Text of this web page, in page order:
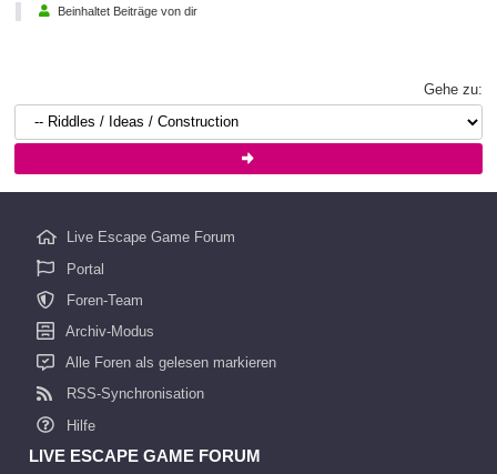
Beinhaltet Beiträge von dir
Gehe zu:
Live Escape Game Forum
Portal
Foren-Team
Archiv-Modus
Alle Foren als gelesen markieren
RSS-Synchronisation
Hilfe
LIVE ESCAPE GAME FORUM